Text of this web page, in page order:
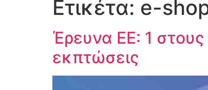
Ετικέτα: e-
Έρευνα ΕΕ: 1
εκπτώσεις